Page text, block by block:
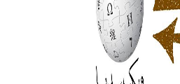
حيواني يتكون في البحر ويتركب
وهو أحمر أو شديد الحمرة وهو
الحجم ويسمى الش